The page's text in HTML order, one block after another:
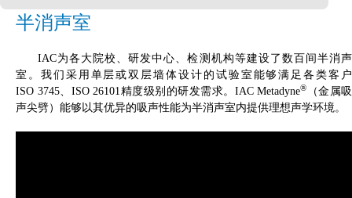
半消声室
IAC为各大院校、研发中心、检测机构等建设了数百间半消声
室。我们采用单层或双层墙体设计的试验室能够满足各类客户
ISO 3745、ISO 26101精度级别的研发需求。IAC Metadyne®
（金属吸
声尖劈）能够以其优异的吸声性能为半消声室内提供理想声学环境。